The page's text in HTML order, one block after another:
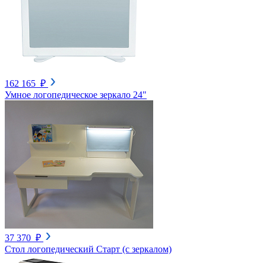
162 165 ₽
Умное логопедическое зеркало 24"
37 370 ₽
Стол логопедический Старт (с зеркалом)